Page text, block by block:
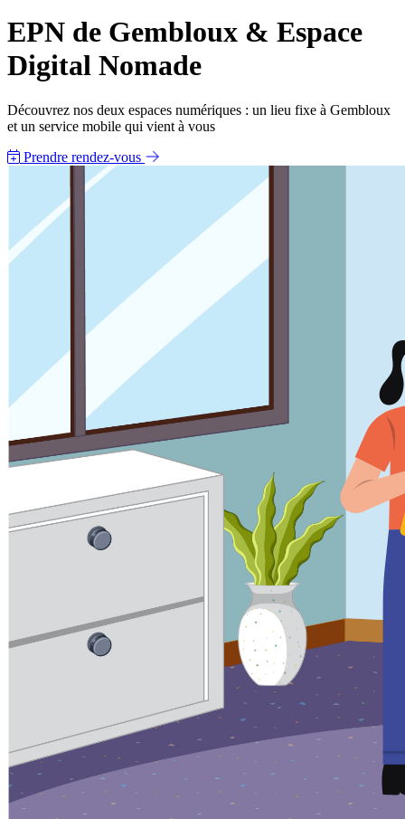
EPN de Gembloux & Espace
Digital Nomade
Découvrez nos deux espaces numériques : un lieu fixe à Gembloux
et un service mobile qui vient à vous
Prendre rendez-vous